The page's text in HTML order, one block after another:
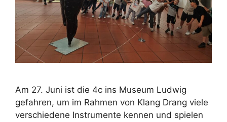
Am 27. Juni ist die 4c ins Museum Ludwig
gefahren, um im Rahmen von Klang Drang viele
verschiedene Instrumente kennen und spielen